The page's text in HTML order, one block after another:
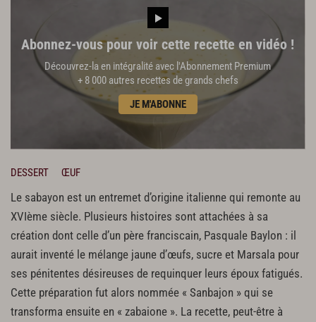
Abonnez-vous pour voir cette recette en vidéo !
Découvrez-la en intégralité avec l'Abonnement Premium
+ 8 000 autres recettes de grands chefs
JE M'ABONNE
DESSERT ŒUF
Le sabayon est un entremet d’origine italienne qui remonte au
XVIème siècle. Plusieurs histoires sont attachées à sa
création dont celle d’un père franciscain, Pasquale Baylon : il
aurait inventé le mélange jaune d’œufs, sucre et Marsala pour
ses pénitentes désireuses de requinquer leurs époux fatigués.
Cette préparation fut alors nommée « Sanbajon » qui se
transforma ensuite en « zabaione ». La recette, peut-être à